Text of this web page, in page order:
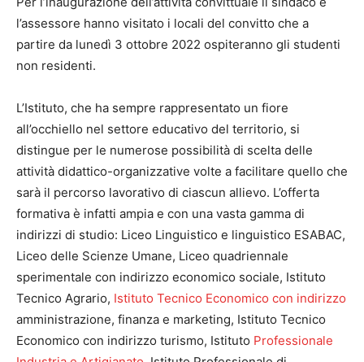
l’assessore hanno visitato i locali del convitto che a
partire da lunedì 3 ottobre 2022 ospiteranno gli studenti
non residenti.
L’Istituto, che ha sempre rappresentato un fiore
all’occhiello nel settore educativo del territorio, si
distingue per le numerose possibilità di scelta delle
attività didattico-organizzative volte a facilitare quello che
sarà il percorso lavorativo di ciascun allievo. L’offerta
formativa è infatti ampia e con una vasta gamma di
indirizzi di studio: Liceo Linguistico e linguistico ESABAC,
Liceo delle Scienze Umane, Liceo quadriennale
sperimentale con indirizzo economico sociale, Istituto
Tecnico Agrario, Istituto Tecnico Economico con indirizzo
amministrazione, finanza e marketing, Istituto Tecnico
Economico con indirizzo turismo, Istituto Professionale